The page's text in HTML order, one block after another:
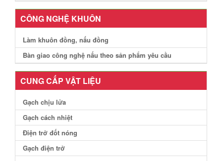
CÔNG NGHỆ KHUÔN
Làm khuôn đồng, nấu đồng
Bàn giao công nghệ nấu theo sản phẩm yêu cầu
CUNG CẤP VẬT LIỆU
Gạch chịu lửa
Gạch cách nhiệt
Điện trở đốt nóng
Gạch điện trở